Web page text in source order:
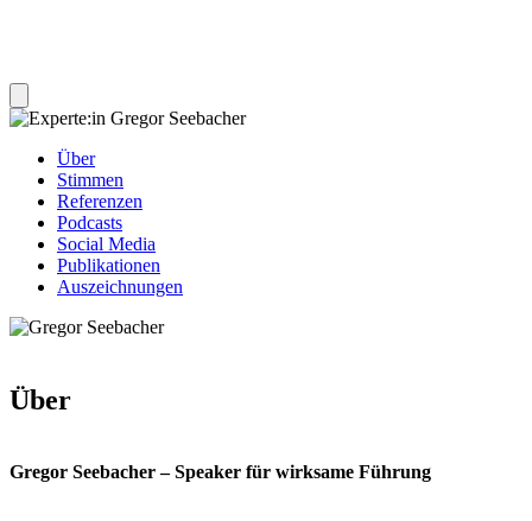
Über
Stimmen
Referenzen
Podcasts
Social Media
Publikationen
Auszeichnungen
Über
Gregor Seebacher – Speaker für wirksame Führung